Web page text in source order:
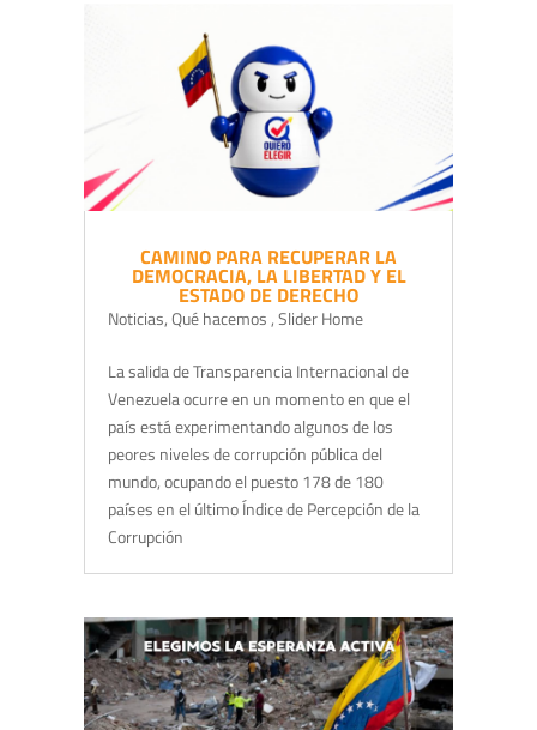
CAMINO PARA RECUPERAR LA
DEMOCRACIA, LA LIBERTAD Y EL
ESTADO DE DERECHO
Noticias,Qué hacemos ,Slider Home
La salida de Transparencia Internacional de
Venezuela ocurre en un momento en que el
país está experimentando algunos de los
peores niveles de corrupción pública del
mundo, ocupando el puesto 178 de 180
países en el último Índice de Percepción de la
Corrupción